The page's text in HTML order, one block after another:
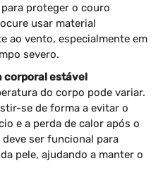
proteger o couro
usar material
ao vento, especialmente em
severo.
corporal estável
do corpo pode variar.
se de forma a evitar o
e a perda de calor após o
ser funcional para
pele, ajudando a manter o